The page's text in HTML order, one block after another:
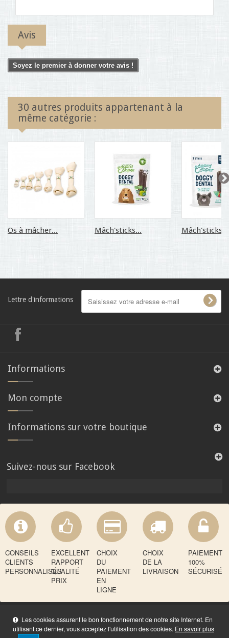
Les cookies assurent le bon fonctionnement de notre site Internet. En
utilisant ce dernier, vous acceptez l'utilisation des cookies. En savoir plus
Avis
Soyez le premier à donner votre avis !
30 autres produits appartenant à la
même catégorie :
Os à mâcher... Mâch'sticks... Mâch'sticks...
Lettre d'informations
Informations
Mon compte
Informations sur votre boutique
Suivez-nous sur Facebook
CONSEILS
CLIENTS
PERSONNALISÉS
EXCELLENT
RAPPORT
QUALITÉ
PRIX
CHOIX
DU
PAIEMENT
EN
LIGNE
CHOIX
DE LA
LIVRAISON
PAIEMENT
100%
SÉCURISÉ